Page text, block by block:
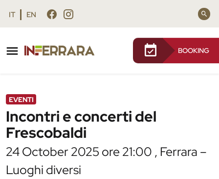
Vai al contenuto principale
Vai al footer
IT EN
BOOKING
Incontri e concerti del Frescobaldi
EVENTI
Incontri e concerti del
Frescobaldi
24 October 2025 ore 21:00 , Ferrara –
Luoghi diversi